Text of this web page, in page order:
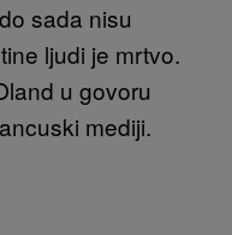
sada nisu
ljudi je mrtvo.
u govoru
mediji.